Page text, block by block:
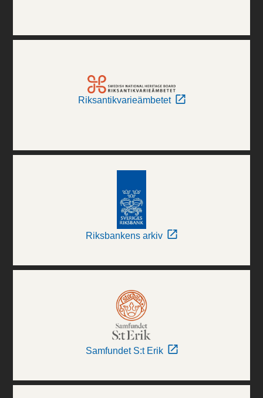
Riksantikvarieämbetet
Riksbankens arkiv
Samfundet S:t Erik